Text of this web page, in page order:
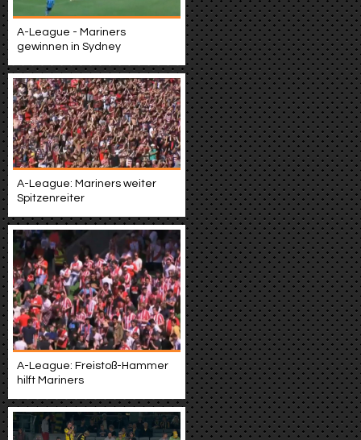
A-League - Mariners
gewinnen in Sydney
A-League: Mariners weiter
Spitzenreiter
A-League: Freistoß-Hammer
hilft Mariners